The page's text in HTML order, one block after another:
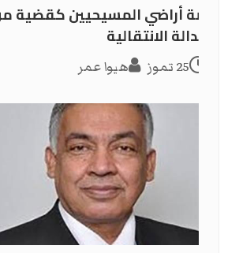
قصة أراضي المسيحيين كقضية
العدالة الانتقالية
25 تموز هيوا عمر